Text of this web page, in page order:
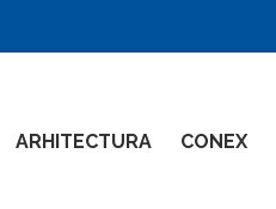
ARHITECTURA CONEX